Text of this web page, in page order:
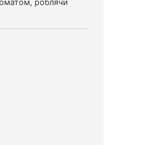
роблячи